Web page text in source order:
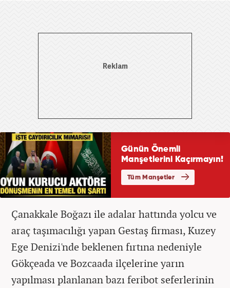
Çanakkale Boğazı ile adalar hattında yolcu ve
araç taşımacılığı yapan Gestaş firması, Kuzey
Ege Denizi'nde beklenen fırtına nedeniyle
Gökçeada ve Bozcaada ilçelerine yarın
yapılması planlanan bazı feribot seferlerinin